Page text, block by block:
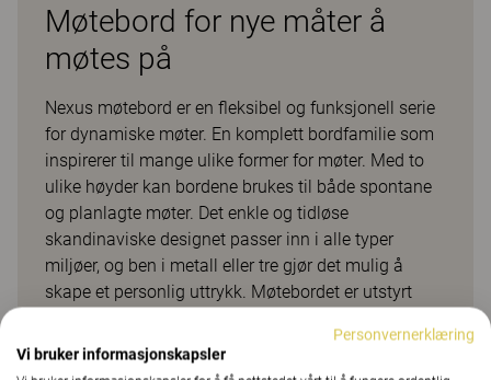
Møtebord for nye måter å
møtes på
Nexus møtebord er en fleksibel og funksjonell serie
for dynamiske møter. En komplett bordfamilie som
inspirerer til mange ulike former for møter. Med to
ulike høyder kan bordene brukes til både spontane
og planlagte møter. Det enkle og tidløse
skandinaviske designet passer inn i alle typer
miljøer, og ben i metall eller tre gjør det mulig å
skape et personlig uttrykk. Møtebordet er utstyrt
møteteknologi, som gir deg mulighet til å bytte ut
moduler og endre funksjonaliteten etter hvert som
Personvernerklæring
Vi bruker informasjonskapsler